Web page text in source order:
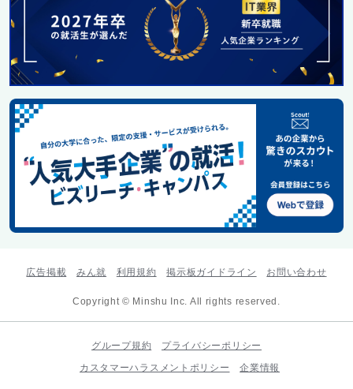
広告掲載 みん就 利用規約 掲示板ガイドライン お問い合わせ
Copyright © Minshu Inc. All rights reserved.
グループ規約
プライバシーポリシー
カスタマーハラスメントポリシー
企業情報